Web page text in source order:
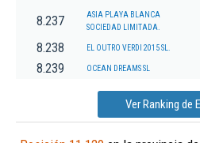
8.237
ASIA PLAYA BLANCA
SOCIEDAD LIMITADA.
8.238 EL OUTRO VERDI 2015 SL.
8.239 OCEAN DREAMS SL
Ver Ranking de